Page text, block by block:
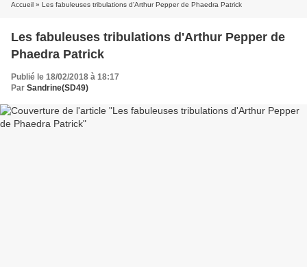
Accueil » Les fabuleuses tribulations d'Arthur Pepper de Phaedra Patrick
Les fabuleuses tribulations d'Arthur Pepper de
Phaedra Patrick
Publié le 18/02/2018 à 18:17
Par Sandrine(SD49)